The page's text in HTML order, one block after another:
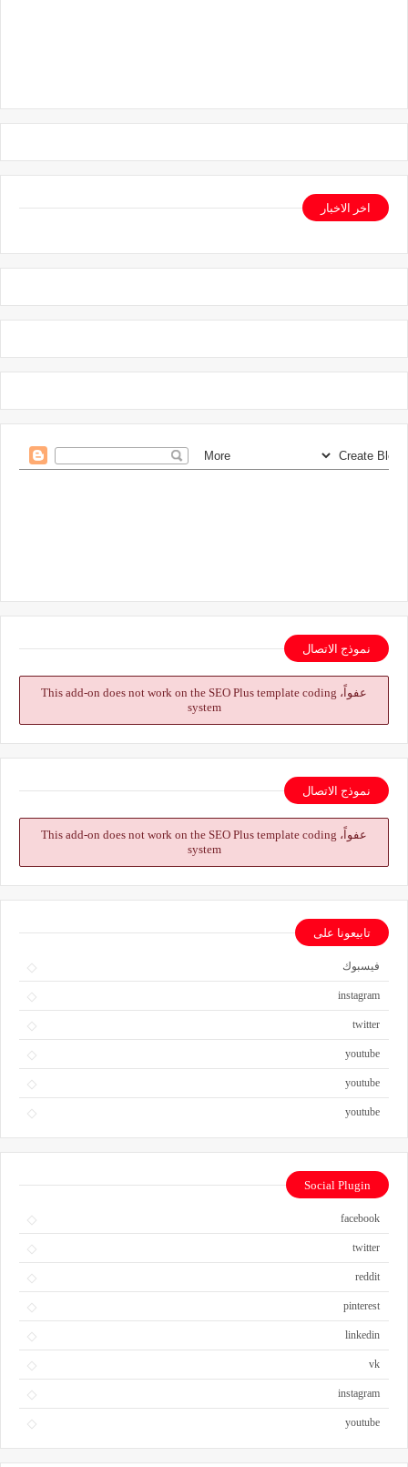
اخر الاخبار
نموذج الاتصال
عفواً، This add-on does not work on the SEO Plus template coding
system
نموذج الاتصال
عفواً، This add-on does not work on the SEO Plus template coding
system
تابيعونا على
فيسبوك
instagram
twitter
youtube
youtube
youtube
Social Plugin
facebook
twitter
reddit
pinterest
linkedin
vk
instagram
youtube